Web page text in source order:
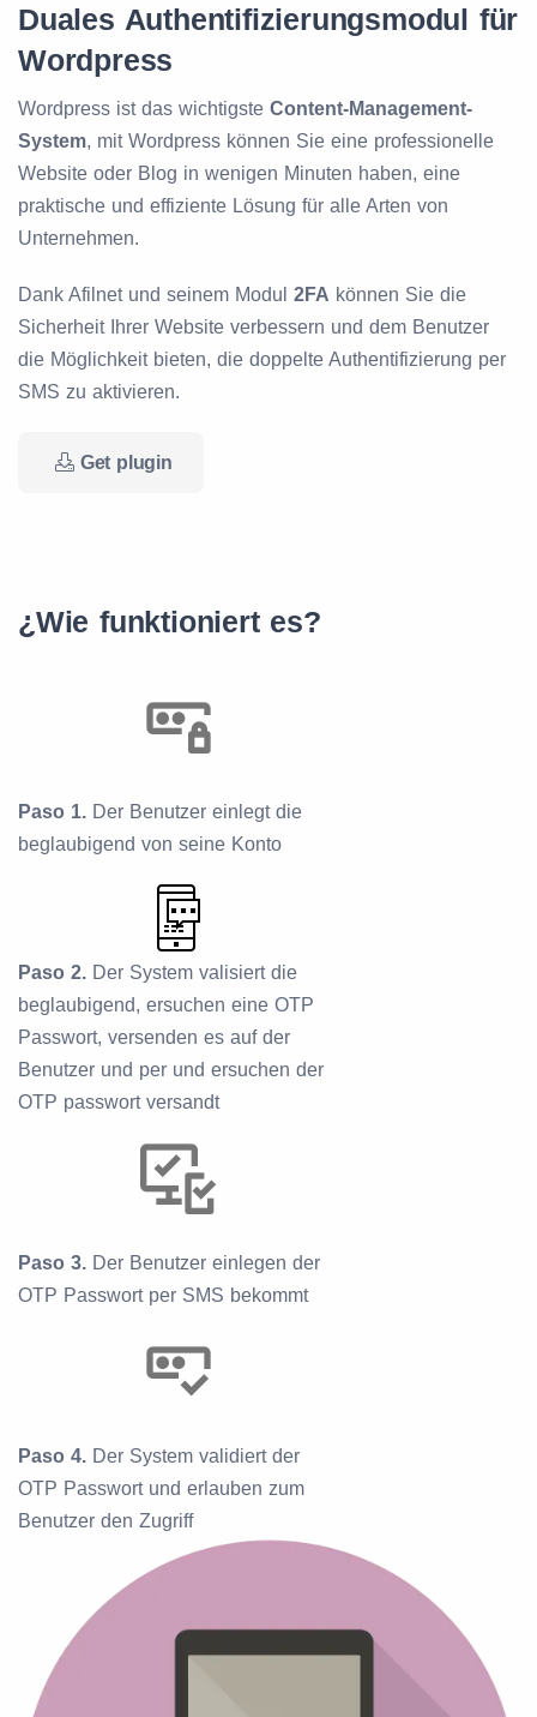
Duales Authentifizierungsmodul für
Wordpress
Wordpress ist das wichtigste Content-Management-
System, mit Wordpress können Sie eine professionelle
Website oder Blog in wenigen Minuten haben, eine
praktische und effiziente Lösung für alle Arten von
Unternehmen.
Dank Afilnet und seinem Modul 2FA können Sie die
Sicherheit Ihrer Website verbessern und dem Benutzer
die Möglichkeit bieten, die doppelte Authentifizierung per
SMS zu aktivieren.
Get plugin
¿Wie funktioniert es?
Paso 1. Der Benutzer einlegt die
beglaubigend von seine Konto
Paso 2. Der System valisiert die
beglaubigend, ersuchen eine OTP
Passwort, versenden es auf der
Benutzer und per und ersuchen der
OTP passwort versandt
Paso 3. Der Benutzer einlegen der
OTP Passwort per SMS bekommt
Paso 4. Der System validiert der
OTP Passwort und erlauben zum
Benutzer den Zugriff